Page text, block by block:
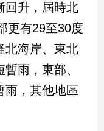
回升，屆時北
更有29至30度
北海岸、東北
雨，東部、
雨，其他地區